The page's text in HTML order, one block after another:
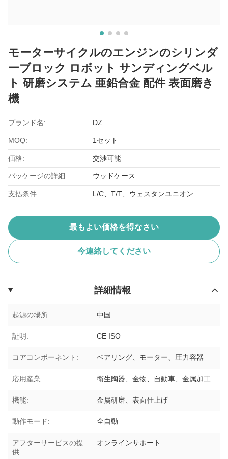
モーターサイクルのエンジンのシリンダ
ーブロック ロボット サンディングベル
ト 研磨システム 亜鉛合金 配件 表面磨き
機
ブランド名: DZ
MOQ: 1セット
価格: 交渉可能
パッケージの詳細: ウッドケース
支払条件: L/C、T/T、ウェスタンユニオン
最もよい価格を得なさい
今連絡してください
詳細情報
起源の場所: 中国
証明: CE ISO
コアコンポーネント: ベアリング、モーター、圧力容器
応用産業: 衛生陶器、金物、自動車、金属加工
機能: 金属研磨、表面仕上げ
動作モード: 全自動
アフターサービスの提
供:
オンラインサポート